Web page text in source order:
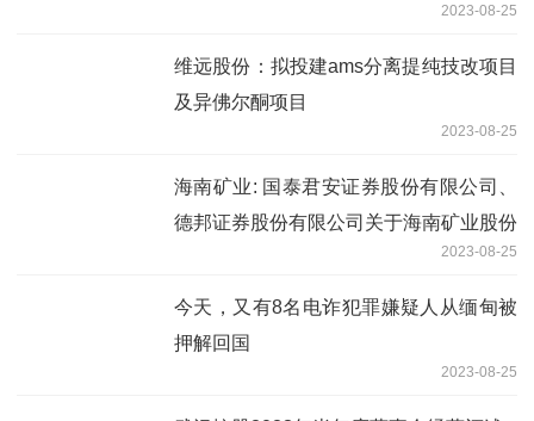
2023-08-25
维远股份：拟投建ams分离提纯技改项目
及异佛尔酮项目
2023-08-25
海南矿业: 国泰君安证券股份有限公司、
德邦证券股份有限公司关于海南矿业股份
有限公司使用部分闲置募集资金进行现金
管理的核查意见
2023-08-25
今天，又有8名电诈犯罪嫌疑人从缅甸被
押解回国
2023-08-25